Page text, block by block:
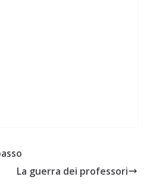
La guerra dei professori